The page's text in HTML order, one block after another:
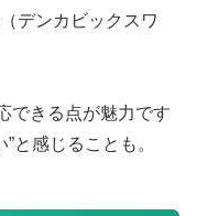
デンカビックスワ
できる点が魅力です
と感じることも。